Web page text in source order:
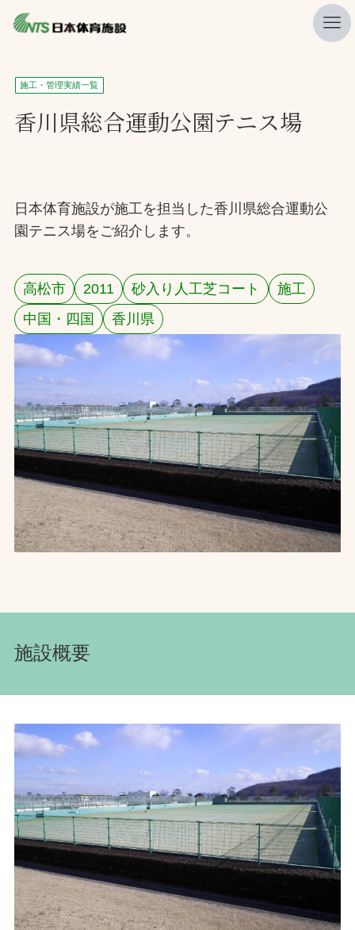
私たちの強み
ニュース
製品・サービス一覧
施工・管理実績一覧
採用情報
お問合せ
お取引先の皆様へ
プライバシーポリシー
ソーシャルメディアポリシー
文字の見えづらさや操作にお困りの方へ
施工・管理実績一覧
香川県総合運動公園テニス場
日本体育施設が施工を担当した香川県総合運動公
園テニス場をご紹介します。
高松市 2011 砂入り人工芝コート
施工
中国・四国
香川県
施設概要